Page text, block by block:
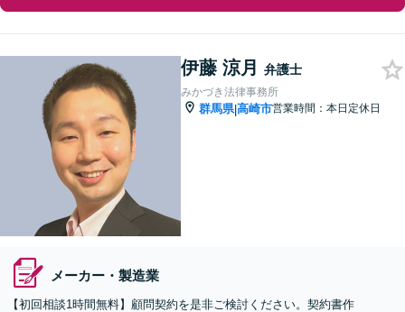
伊藤 涼月 弁護士
みかづき法律事務所
群馬県|高崎市営業時間：本日定休日
メーカー・製造業
【初回相談1時間無料】顧問契約を是非ご検討ください。契約書作